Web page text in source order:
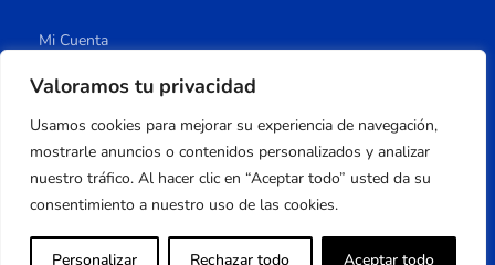
Valoramos tu privacidad
Usamos cookies para mejorar su experiencia de navegación,
mostrarle anuncios o contenidos personalizados y analizar
nuestro tráfico. Al hacer clic en “Aceptar todo” usted da su
consentimiento a nuestro uso de las cookies.
Personalizar Rechazar todo Aceptar todo
Mi Cuenta
Carrito
Lista De Deseos
Copyright © 2023 Apuleyo Ediciones | Desarrollo